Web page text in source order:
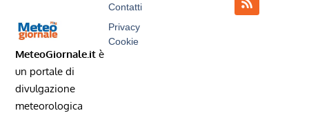
MeteoGiornale.it è
un portale di
divulgazione
meteorologica
Contatti
Privacy
Cookie